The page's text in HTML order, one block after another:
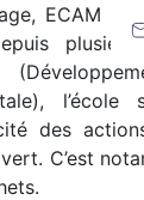
ECAM
des
C’est